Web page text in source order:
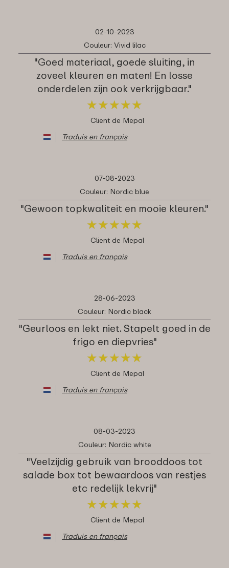
02-10-2023
Couleur: Vivid lilac
"Goed materiaal, goede sluiting, in
zoveel kleuren en maten! En losse
onderdelen zijn ook verkrijgbaar."
★★★★★
★★★★★
Client de Mepal
Traduis en français
07-08-2023
Couleur: Nordic blue
"Gewoon topkwaliteit en mooie kleuren."
★★★★★
★★★★★
Client de Mepal
Traduis en français
28-06-2023
Couleur: Nordic black
"Geurloos en lekt niet. Stapelt goed in de
frigo en diepvries"
★★★★★
★★★★★
Client de Mepal
Traduis en français
08-03-2023
Couleur: Nordic white
"Veelzijdig gebruik van brooddoos tot
salade box tot bewaardoos van restjes
etc redelijk lekvrij"
★★★★★
★★★★★
Client de Mepal
Traduis en français